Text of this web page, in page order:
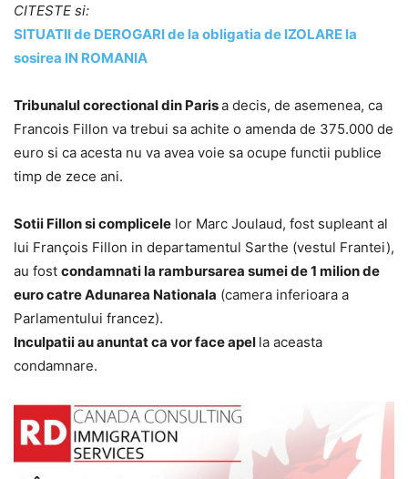
CITESTE si:
SITUATII de DEROGARI de la obligatia de IZOLARE la
sosirea IN ROMANIA
Tribunalul corectional din Parisa decis, de asemenea, ca
Francois Fillon va trebui sa achite o amenda de 375.000 de
euro si ca acesta nu va avea voie sa ocupe functii publice
timp de zece ani.
Sotii Fillon si complicele lor Marc Joulaud, fost supleant al
lui François Fillon in departamentul Sarthe (vestul Frantei),
au fost condamnati la rambursarea sumei de 1 milion de
euro catre Adunarea Nationala (camera inferioara a
Parlamentului francez).
Inculpatii au anuntat ca vor face apel la aceasta
condamnare.